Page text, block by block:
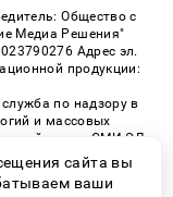
Общество с
Медиа Решения"
Адрес эл.
продукции:
по надзору в
и массовых
номер СМИ ЭЛ
сайта вы
ваши